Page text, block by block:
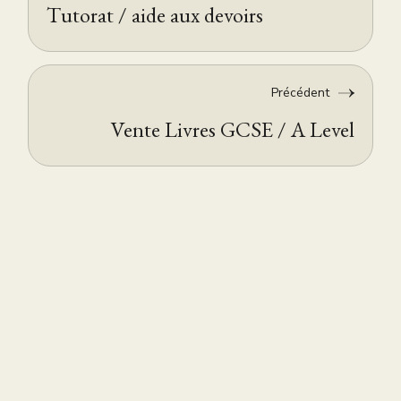
Tutorat / aide aux devoirs
Précédent
Vente Livres GCSE / A Level